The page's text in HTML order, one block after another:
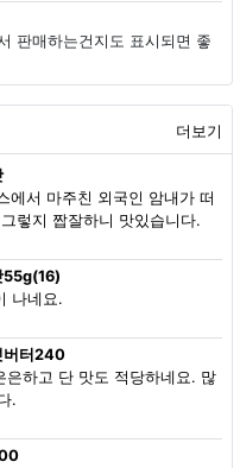
판매하는건지도 표시되면 좋
더보기
에서 마주친 외국인 암내가 떠
렇지 짭잘하니 맛있습니다.
55g(16)
나네요.
버터240
은하고 단 맛도 적당하네요. 많
.